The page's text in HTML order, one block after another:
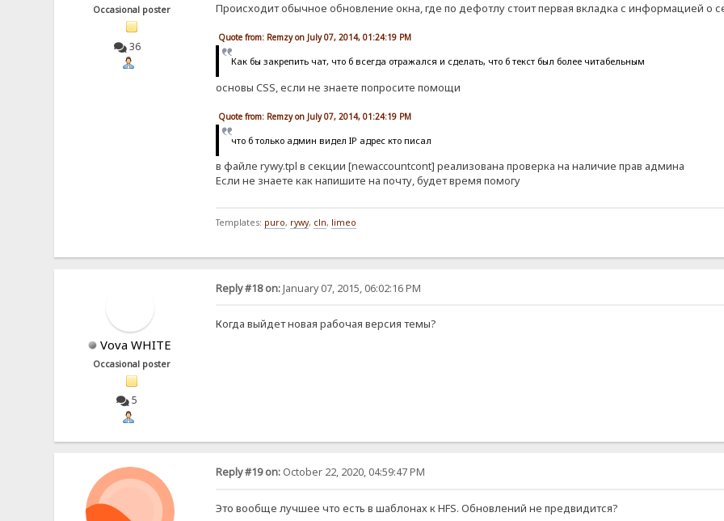
Occasional poster
36
Происходит обычное обновление окна, где по дефотлу стоит первая вкладка с информацией о
Quote from: Remzy on July 07, 2014, 01:24:19 PM
Как бы закрепить чат, что б всегда отражался и сделать, что б текст был более читабельным
основы CSS, если не знаете попросите помощи
Quote from: Remzy on July 07, 2014, 01:24:19 PM
что б только админ видел IP адрес кто писал
в файле rywy.tpl в секции [newaccountcont] реализована проверка на наличие прав админа
Если не знаете как напишите на почту, будет время помогу
Templates: puro, rywy, cln, limeo
Vova WHITE
Occasional poster
5
Reply #18 on:January 07, 2015, 06:02:16 PM
Когда выйдет новая рабочая версия темы?
Reply #19 on:October 22, 2020, 04:59:47 PM
Это вообще лучшее что есть в шаблонах к HFS. Обновлений не предвидится?